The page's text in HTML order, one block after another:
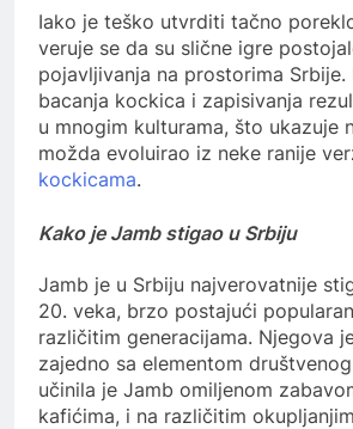
Iako je teško utvrditi tačno
veruje se da su slične igre
pojavljivanja na prostorima Srbije.
bacanja kockica i zapisivanja
u mnogim kulturama, što ukazuje
možda evoluirao iz neke ranije
kockicama.
Kako je Jamb stigao u Srbiju
Jamb je u Srbiju najverovatnije
20. veka, brzo postajući
različitim generacijama. Njegova
zajedno sa elementom
učinila je Jamb omiljenom
kafićima, i na različitim